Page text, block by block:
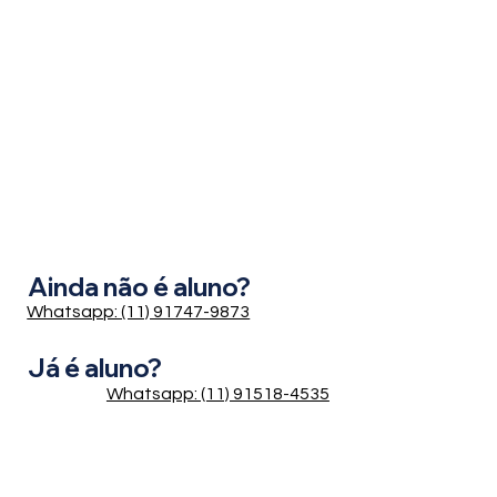
Ainda não é aluno?
Já é aluno?
Whatsapp: (11) 91747-9873
Whatsapp: (11) 91518-4535